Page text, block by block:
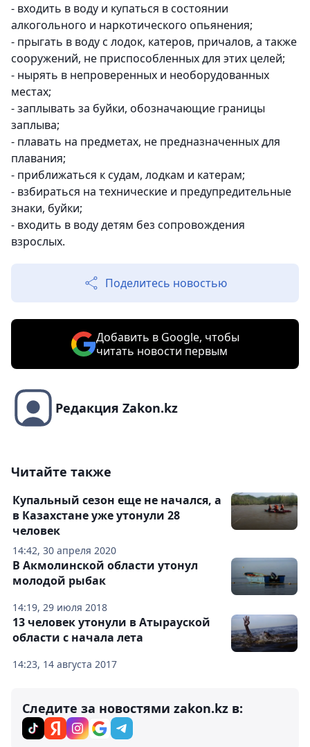
- входить в воду и купаться в состоянии
алкогольного и наркотического опьянения;
- прыгать в воду с лодок, катеров, причалов, а также
сооружений, не приспособленных для этих целей;
- нырять в непроверенных и​ необорудованных
местах;
- заплывать за буйки, обозначающие границы
заплыва;
- плавать на предметах, не предназначенных для
плавания;
- приближаться к судам, лодкам и катерам;
- взбираться на технические и предупредительные
знаки, буйки;
- входить в воду детям без сопровождения
взрослых.
Поделитесь новостью
Добавить в Google, чтобы
читать новости первым
Редакция Zakon.kz
Читайте также
14:42, 30 апреля 2020
Купальный сезон еще не начался, а
в Казахстане уже утонули 28
человек
14:19, 29 июля 2018
В Акмолинской области утонул
молодой рыбак
14:23, 14 августа 2017
13 человек утонули в Атырауской
области с начала лета
Следите за новостями zakon.kz в: